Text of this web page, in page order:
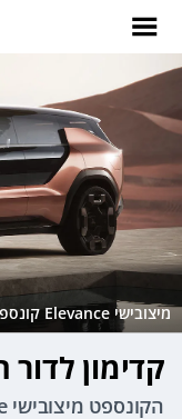
מיצובישי Elevance קונספט.
קדימון